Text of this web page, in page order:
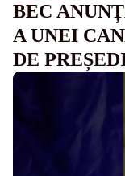
BEC
A UNEI
DE